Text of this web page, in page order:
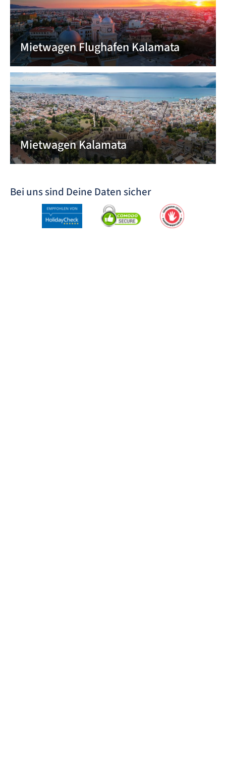
Mietwagen Flughafen Kalamata
Mietwagen Kalamata
Bei uns sind Deine Daten sicher